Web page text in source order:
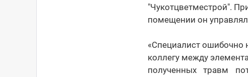
"Чукотцветместрой".
помещении он
«Специалист ошибочно
коллегу между
полученных травм